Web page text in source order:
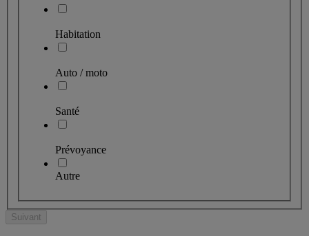
Habitation
Auto / moto
Santé
Prévoyance
Autre
Suivant